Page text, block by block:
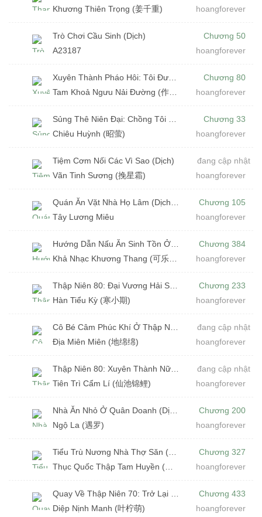
Khương Thiên Trọng (姜千重)
hoangforever
Trò Chơi Cầu Sinh (Dịch)
A23187
Chương 50
hoangforever
Chương 80
hoangforever
Chiêu Huỳnh (昭萤)
Chương 33
hoangforever
Tiệm Cơm Nối Các Vì Sao (Dịch)
Vãn Tinh Sương (挽星霜)
đang cập nhật
hoangforever
Tây Lương Miêu
Chương 105
hoangforever
Chương 384
hoangforever
Hàn Tiểu Kỳ (寒小期)
Chương 233
hoangforever
Địa Miên Miên (地绵绵)
đang cập nhật
hoangforever
Tiên Trì Cẩm Lí (仙池锦鲤)
đang cập nhật
hoangforever
Ngộ La (遇罗)
Chương 200
hoangforever
Chương 327
hoangforever
Diệp Nịnh Manh (叶柠萌)
Chương 433
hoangforever